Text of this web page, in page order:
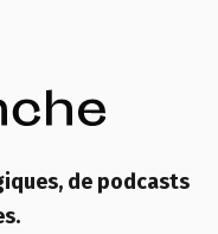
de podcasts